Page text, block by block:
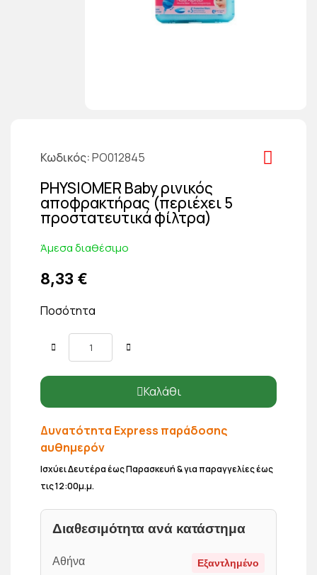
Κωδικός PO012845
PHYSIOMER Baby ρινικός
αποφρακτήρας (περιέχει 5
προστατευτικά φίλτρα)
Άμεσα διαθέσιμο
8,33 €
Ποσότητα
Καλάθι
Δυνατότητα Express παράδοσης
αυθημερόν
Ισχύει Δευτέρα έως Παρασκευή & για παραγγελίες έως
τις 12:00μ.μ.
Διαθεσιμότητα ανά κατάστημα
Αθήνα Εξαντλημένο